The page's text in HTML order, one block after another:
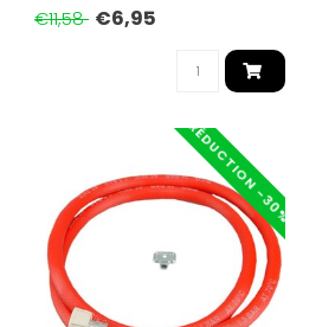
€11,58 €6,95
RÉDUCTION -30%